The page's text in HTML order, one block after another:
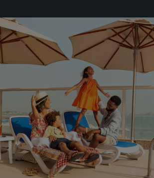
Park Plaza Park Inn by
Prize by Radisson Country
Verbundene Marken in China
J. Jin Jiang
Kunlun Golden Tulip
Hotels im Stadtzentrum
Besuchen Sie unseren Blog